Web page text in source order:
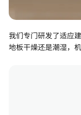
我们专门研发了适应
地板干燥还是潮湿，